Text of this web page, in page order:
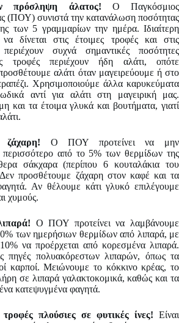
πρόσληψη άλατος! Ο Παγκόσμιος
(ΠΟΥ) συνιστά την κατανάλωση ποσότητας
των 5 γραμμαρίων την ημέρα. Ιδιαίτερη
δίνεται στις έτοιμες τροφές και στις
συχνά σημαντικές ποσότητες
τροφές περιέχουν ήδη αλάτι, οπότε
αλάτι όταν μαγειρεύουμε ή στο
Χρησιμοποιούμε άλλα καρυκεύματα
αντί για αλάτι στη μαγειρική μας.
και τα έτοιμα γλυκά και βουτήματα, γιατί
Ο ΠΟΥ προτείνει να μην
από το 5% των θερμίδων της
σάκχαρα (περίπου 6 κουταλάκια του
προσθέτουμε ζάχαρη στον καφέ και τα
Αν θέλουμε κάτι γλυκό επιλέγουμε
χυμούς.
Ο ΠΟΥ προτείνει να λαμβάνουμε
των ημερήσιων θερμίδων από λιπαρά, με
να προέρχεται από κορεσμένα λιπαρά.
πηγές πολυακόρεστων λιπαρών, όπως τα
καρποί. Μειώνουμε το κόκκινο κρέας, το
σε λιπαρά γαλακτοκομικά, καθώς και τα
κατεψυγμένα φαγητά.
πλούσιες σε φυτικές ίνες! Είναι